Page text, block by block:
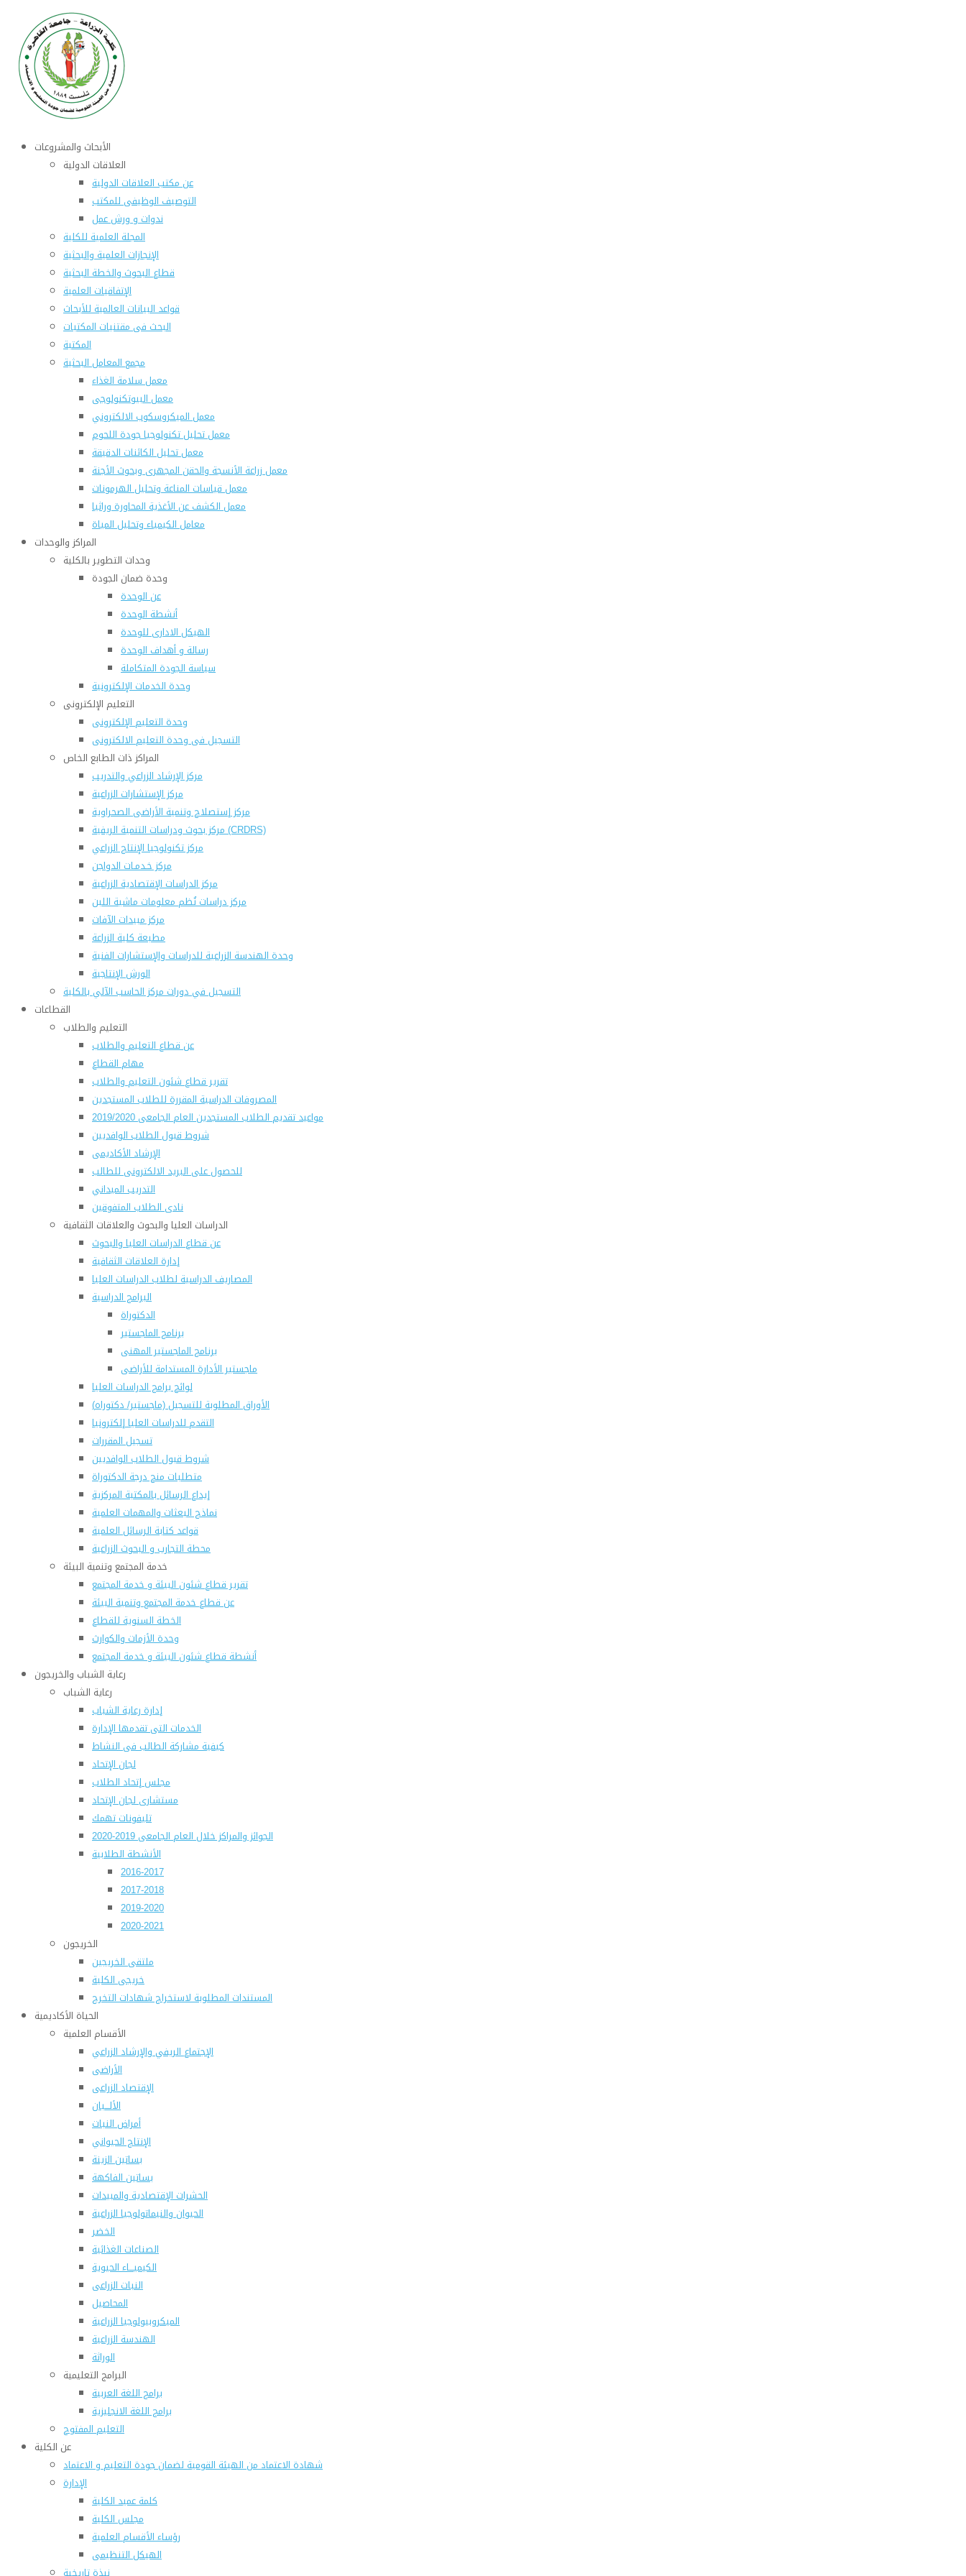
الأبحاث والمشروعات
العلاقات الدولية
عن مكتب العلاقات الدولية
التوصيف الوظيفى للمكتب
ندوات و ورش عمل
المجلة العلمية للكلية
الإنجازات العلمية والبحثية
قطاع البحوث والخطة البحثية
الإتفاقيات العلمية
قواعد البيانات العالمية للأبحاث
البحث فى مقتنيات المكتبات
المكتبة
مجمع المعامل البحثية
معمل سلامة الغذاء
معمل البيوتكنولوجى
معمل الميكروسكوب الالكتروني
معمل تحليل تكنولوجيا جودة اللحوم
معمل تحليل الكائنات الدقيقة
معمل زراعة الأنسجة والحقن المجهرى وبحوث الأجنة
معمل قياسات المناعة وتحليل الهرمونات
معمل الكشف عن الأغذية المحاورة وراثيا
معامل الكيمياء وتحليل المياة
المراكز والوحدات
وحدات التطوير بالكلية
وحدة ضمان الجودة
عن الوحدة
أنشطة الوحدة
الهيكل الادارى للوحدة
رسالة و أهداف الوحدة
سياسة الجودة المتكاملة
وحدة الخدمات الإلكترونية
التعليم الإلكترونى
وحدة التعليم الإلكترونى
التسجيل فى وحدة التعليم الالكترونى
المراكز ذات الطابع الخاص
مركز الإرشاد الزراعي والتدريب
مركز الإستشارات الزراعية
مركز إستصلاح وتنمية الأراضى الصحراوية
مركز بحوث ودراسات التنمية الريفية (CRDRS)
مركز تكنولوجيا الإنتاج الزراعي
مركز خـدمـات الدواجن
مركز الدراسات الإقتصادية الزراعية
مركز دراسات نُظم معلومات ماشية اللبن
مركز مبيدات الآفات
مطبعة كلية الزراعة
وحدة الهندسة الزراعية للدراسات والإستشارات الفنية
الورش الإنتاجية
التسجيل في دورات مركز الحاسب الآلي بالكلية
القطاعات
التعليم والطلاب
عن قطاع التعليم والطلاب
مهام القطاع
تقرير قطاع شئون التعليم والطلاب
المصروفات الدراسية المقررة للطلاب المستجدين
مواعيد تقديم الطلاب المستجدين العام الجامعى 2019/2020
شروط قبول الطلاب الوافديين
الإرشاد الأكاديمى
للحصول على البريد الالكترونى للطالب
التدريب الميداني
نادى الطلاب المتفوقين
الدراسات العليا والبحوث والعلاقات الثقافية
عن قطاع الدراسات العليا والبحوث
إدارة العلاقات الثقافية
المصاريف الدراسية لطلاب الدراسات العليا
البرامج الدراسية
الدكتوراة
برنامج الماجستير
برنامج الماجستير المهنى
ماجستير الأدارة المستدامة للأراضى
لوائح برامج الدراسات العليا
(الأوراق المطلوبة للتسجيل (ماجستير/ دكتوراه
التقدم للدراسات العليا إلكترونيا
تسجيل المقررات
شروط قبول الطلاب الوافديين
متطلبات منح درجة الدكتوراة
إيداع الرسائل بالمكتبة المركزية
نماذج البعثات والمهمات العلمية
قواعد كتابة الرسائل العلمية
محطة التجارب و البحوث الزراعية
خدمة المجتمع وتنمية البيئة
تقرير قطاع شئون البيئة و خدمة المجتمع
عن قطاع خدمة المجتمع وتنمية البيئة
الخطة السنوية للقطاع
وحدة الأزمات والكوارث
أنشطة قطاع شئون البيئة و خدمة المجتمع
رعاية الشباب والخريجون
رعاية الشباب
إدارة رعاية الشباب
الخدمات التى تقدمها الإدارة
كيفية مشاركة الطالب فى النشاط
لجان الإتحاد
مجلس إتحاد الطلاب
مستشارى لجان الإتحاد
تليفونات تهمك
الجوائز والمراكز خلال العام الجامعى 2019-2020
الأنشطة الطلابية
2016-2017
2017-2018
2019-2020
2020-2021
الخريجون
ملتقى الخريجين
خريجى الكلية
المستندات المطلوبة لاستخراج شهادات التخرج
الحياة الأكاديمية
الأقسام العلمية
الإجتماع الريفي والإرشاد الزراعي
الأراضى
الإقتصاد الزراعى
الألـــبان
أمراض النبات
الإنتاج الحيواني
بساتين الزينة
بساتين الفاكهة
الحشرات الإقتصادية والمبيدات
الحيوان والنيماتولوجيا الزراعية
الخضر
الصناعات الغذائية
الكيميـــاء الحيوية
النبات الزراعى
المحاصيل
الميكروبيولوجيا الزراعية
الهندسة الزراعية
الوراثة
البرامج التعليمية
برامج اللغة العربية
برامج اللغة الانجليزية
التعليم المفتوح
عن الكلية
شهادة الاعتماد من الهيئة القومية لضمان جودة التعليم و الاعتماد
الإدارة
كلمة عميد الكلية
مجلس الكلية
رؤساء الأقسام العلمية
الهيكل التنظيمى